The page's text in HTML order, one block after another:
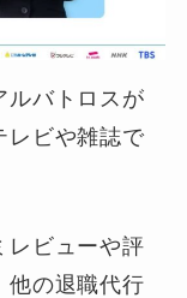
ルバトロスが
レビや雑誌で
レビューや評
他の退職代行